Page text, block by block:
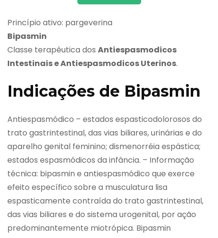
Princípio ativo: pargeverina
Bipasmin
Classe terapêutica dos Antiespasmodicos
Intestinais e Antiespasmodicos Uterinos.
Indicações de Bipasmin
Antiespasmódico – estados espasticodolorosos do
trato gastrintestinal, das vias biliares, urinárias e do
aparelho genital feminino; dismenorréia espástica;
estados espasmódicos da infância. – Informação
técnica: bipasmin e antiespasmódico que exerce
efeito específico sobre a musculatura lisa
espasticamente contraída do trato gastrintestinal,
das vias biliares e do sistema urogenital, por ação
predominantemente miotrópica. Bipasmin